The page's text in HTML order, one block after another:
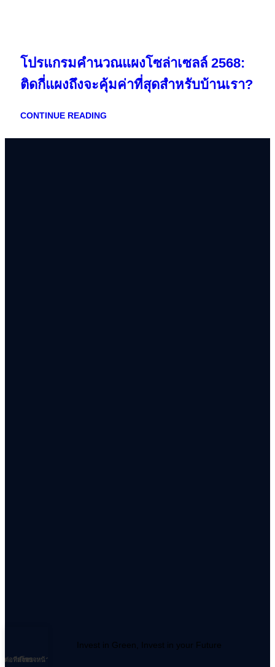
โปรแกรมคำนวณแผงโซล่าเซลล์ 2568:
ติดกี่แผงถึงจะคุ้มค่าที่สุดสำหรับบ้านเรา?
CONTINUE READING
Invest in Green, Invest in your Future
ต่อทีมงาน
โทร
สำรวจหน้างาน